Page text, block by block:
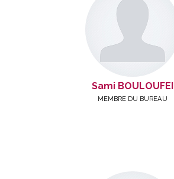
Sami BOULOUFEI
MEMBRE DU BUREAU